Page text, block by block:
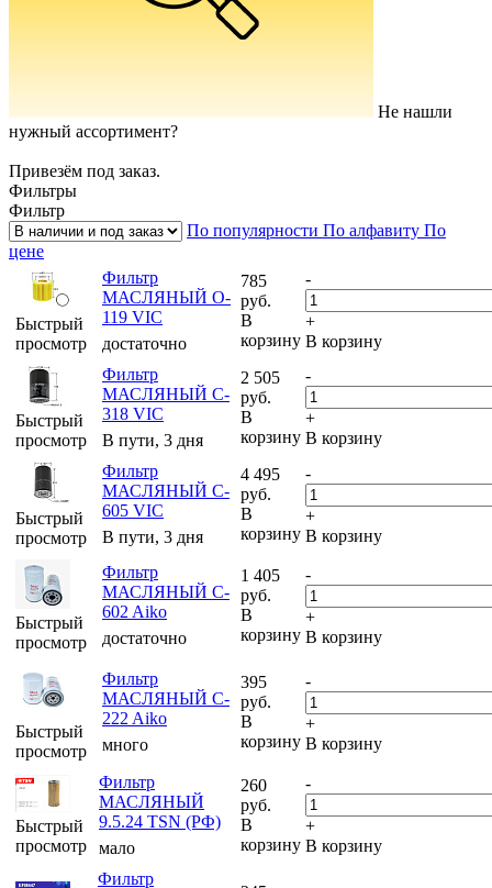
Не нашли
нужный ассортимент?
Привезём под заказ.
Фильтры
Фильтр
По популярности По алфавиту По
цене
Быстрый
просмотр
Фильтр
МАСЛЯНЫЙ O-
119 VIC
достаточно
785
руб.
В
корзину
-
+
В корзину
Быстрый
просмотр
Фильтр
МАСЛЯНЫЙ C-
318 VIC
В пути, 3 дня
2 505
руб.
В
корзину
-
+
В корзину
Быстрый
просмотр
Фильтр
МАСЛЯНЫЙ C-
605 VIC
В пути, 3 дня
4 495
руб.
В
корзину
-
+
В корзину
Быстрый
просмотр
Фильтр
МАСЛЯНЫЙ C-
602 Aiko
достаточно
1 405
руб.
В
корзину
-
+
В корзину
Быстрый
просмотр
Фильтр
МАСЛЯНЫЙ C-
222 Aiko
много
395
руб.
В
корзину
-
+
В корзину
Быстрый
просмотр
Фильтр
МАСЛЯНЫЙ
9.5.24 TSN (РФ)
мало
260
руб.
В
корзину
-
+
В корзину
Фильтр